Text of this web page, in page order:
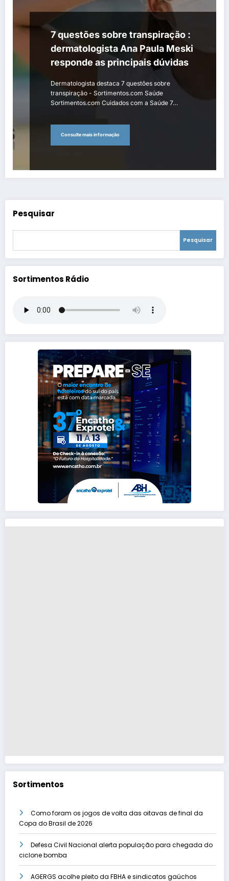
7 questões sobre transpiração :
dermatologista Ana Paula Meski
responde as principais dúvidas
Dermatologista destaca 7 questões sobre
transpiração - Sortimentos.com Saúde
Sortimentos.com Cuidados com a Saúde 7…
Consulte mais informação
Pesquisar
Pesquisar
Sortimentos Rádio
Sortimentos
Como foram os jogos de volta das oitavas de final da
Copa do Brasil de 2026
Defesa Civil Nacional alerta população para chegada do
ciclone bomba
AGERGS acolhe pleito da FBHA e sindicatos gaúchos